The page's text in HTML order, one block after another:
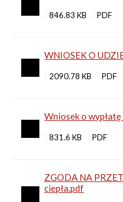
846.83 KB
WNIOSEK O
2090.78 KB
Wniosek o
831.6 KB
ZGODA NA
ciepła.pdf